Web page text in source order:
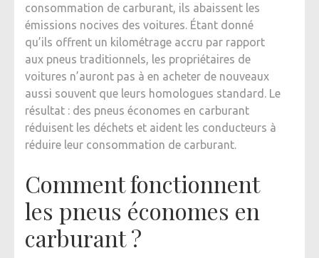
consommation de carburant, ils abaissent les
émissions nocives des voitures. Étant donné
qu’ils offrent un kilométrage accru par rapport
aux pneus traditionnels, les propriétaires de
voitures n’auront pas à en acheter de nouveaux
aussi souvent que leurs homologues standard. Le
résultat : des pneus économes en carburant
réduisent les déchets et aident les conducteurs à
réduire leur consommation de carburant.
Comment fonctionnent
les pneus économes en
carburant ?